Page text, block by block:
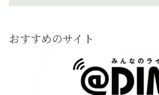
おすすめのサイト